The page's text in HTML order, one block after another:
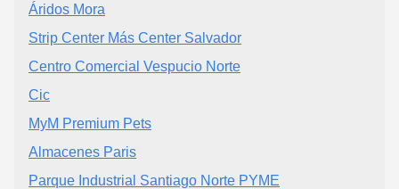
Áridos Mora
Strip Center Más Center Salvador
Centro Comercial Vespucio Norte
Cic
MyM Premium Pets
Almacenes Paris
Parque Industrial Santiago Norte PYME